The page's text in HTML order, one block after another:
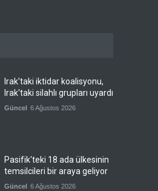
Irak'taki iktidar koalisyonu,
Irak'taki silahlı grupları uyardı
Güncel 6 Ağustos 2026
Pasifik'teki 18 ada ülkesinin
temsilcileri bir araya geliyor
Güncel 6 Ağustos 2026